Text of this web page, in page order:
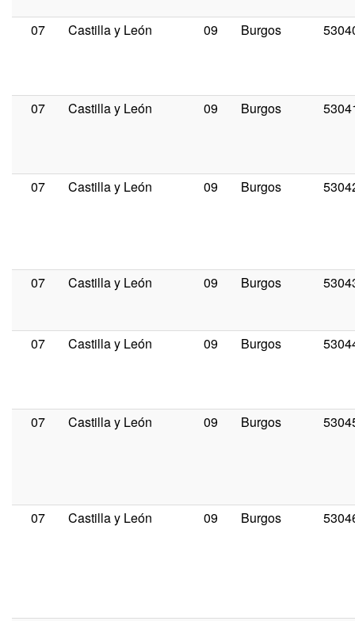
07 Castilla y León 09 Burgos
07 Castilla y León 09 Burgos
07 Castilla y León 09 Burgos
07 Castilla y León 09 Burgos
07 Castilla y León 09 Burgos
07 Castilla y León 09 Burgos
07 Castilla y León 09 Burgos